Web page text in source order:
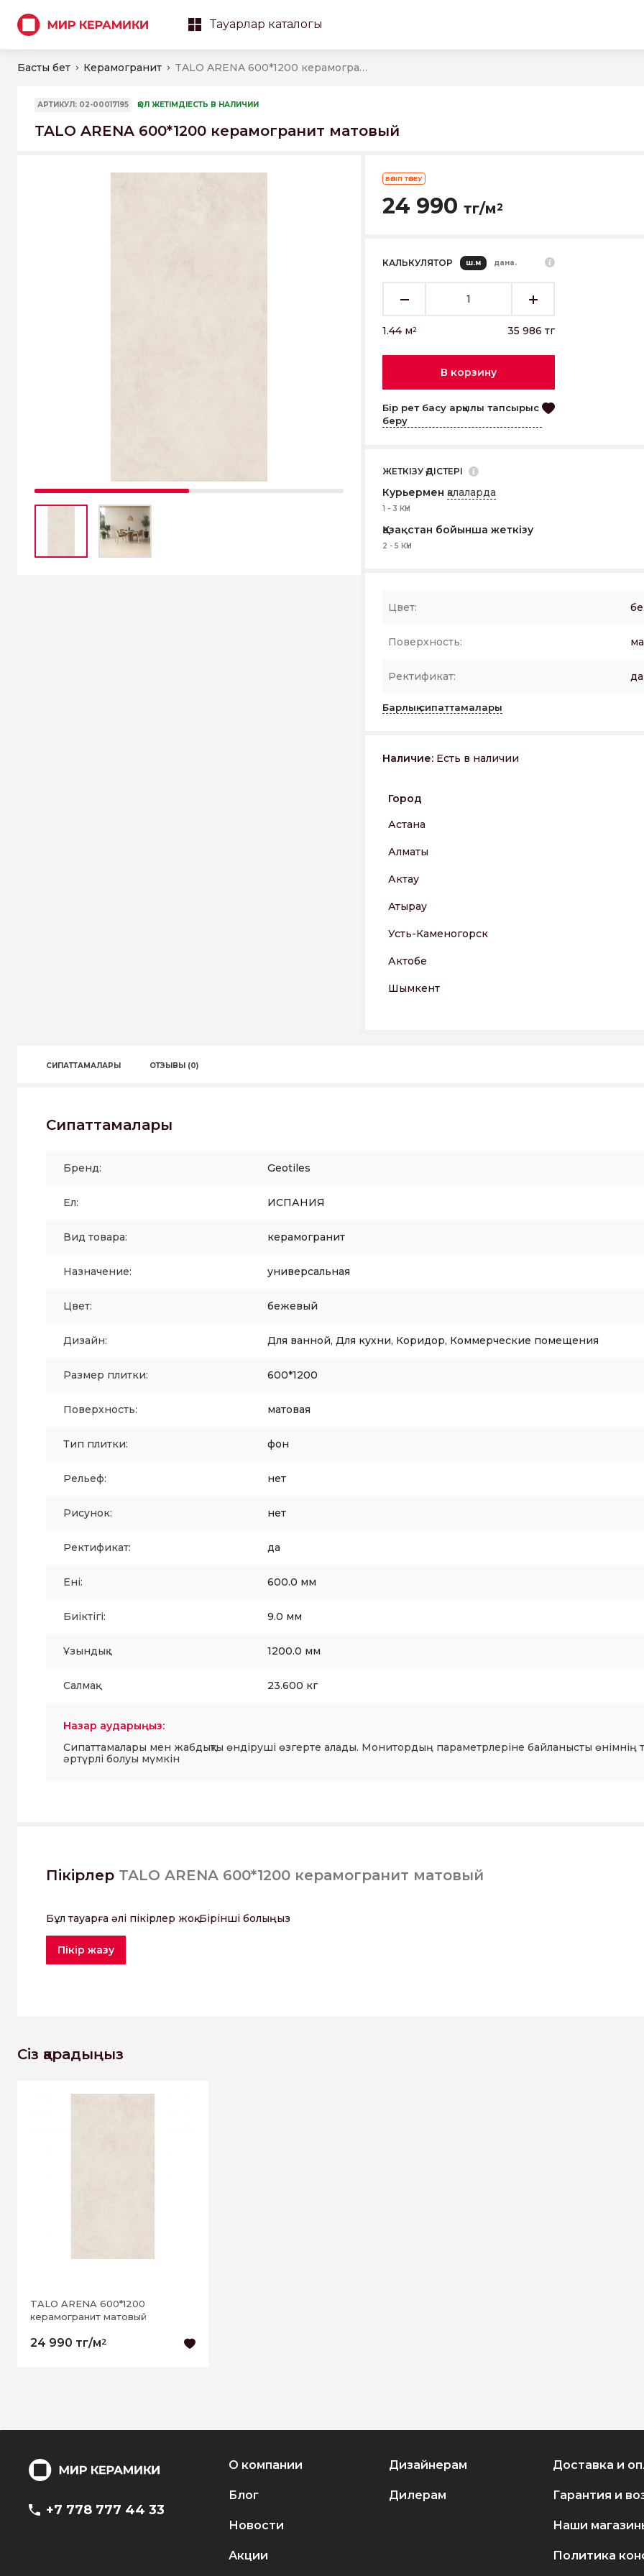
Тауарлар каталогы
Басты бет Керамогранит TALO ARENA 600*1200 керамогранит матовый
АРТИКУЛ: 02-00017195 ҚОЛ ЖЕТІМДІЕСТЬ В НАЛИЧИИ
TALO ARENA 600*1200 керамогранит матовый
БӨЛІП ТӨЛЕУ
24 990 тг/м2
КАЛЬКУЛЯТОР ш.м дана.
1.44 м2 35 986 тг
В корзину
Бір рет басу арқылы тапсырыс
беру
ЖЕТКІЗУ ӘДІСТЕРІ
Курьермен қалаларда
1 - 3 КҮН
Қазақстан бойынша жеткізу
2 - 5 КҮН
Цвет:
Поверхность:
Ректификат: да
Барлық сипаттамалары
Наличие: Есть в наличии
Город
Астана
Алматы
Актау
Атырау
Усть-Каменогорск
Актобе
Шымкент
СИПАТТАМАЛАРЫ ОТЗЫВЫ (0)
Сипаттамалары
Бренд: Geotiles
Ел: ИСПАНИЯ
Вид товара: керамогранит
Назначение: универсальная
Цвет: бежевый
Дизайн: Для ванной, Для кухни, Коридор, Коммерческие помещения
Размер плитки: 600*1200
Поверхность: матовая
Тип плитки: фон
Рельеф: нет
Рисунок: нет
Ректификат: да
Ені: 600.0 мм
Биіктігі: 9.0 мм
Ұзындық : 1200.0 мм
Салмақ: 23.600 кг
Назар аударыңыз:
Сипаттамалары мен жабдықты өндіруші өзгерте алады. Монитордың параметрлеріне байланысты өнімнің
әртүрлі болуы мүмкін
Пікірлер TALO ARENA 600*1200 керамогранит матовый
Бұл тауарға әлі пікірлер жоқ. Бірінші болыңыз
Пікір жазу
Сіз қарадыңыз
TALO ARENA 600*1200
керамогранит матовый
24 990 тг/м2
+7 778 777 44 33
О компании
Блог
Новости
Акции
Дизайнерам
Дилерам
Доставка и
Гарантия и
Наши
Политика